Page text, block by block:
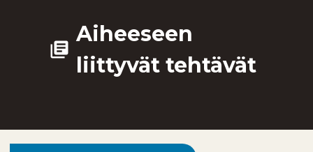
library_books
Aiheeseen
liittyvät tehtävät